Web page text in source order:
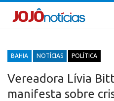
BAHIA NOTÍCIAS POLÍTICA
Vereadora Lívia
manifesta sobre